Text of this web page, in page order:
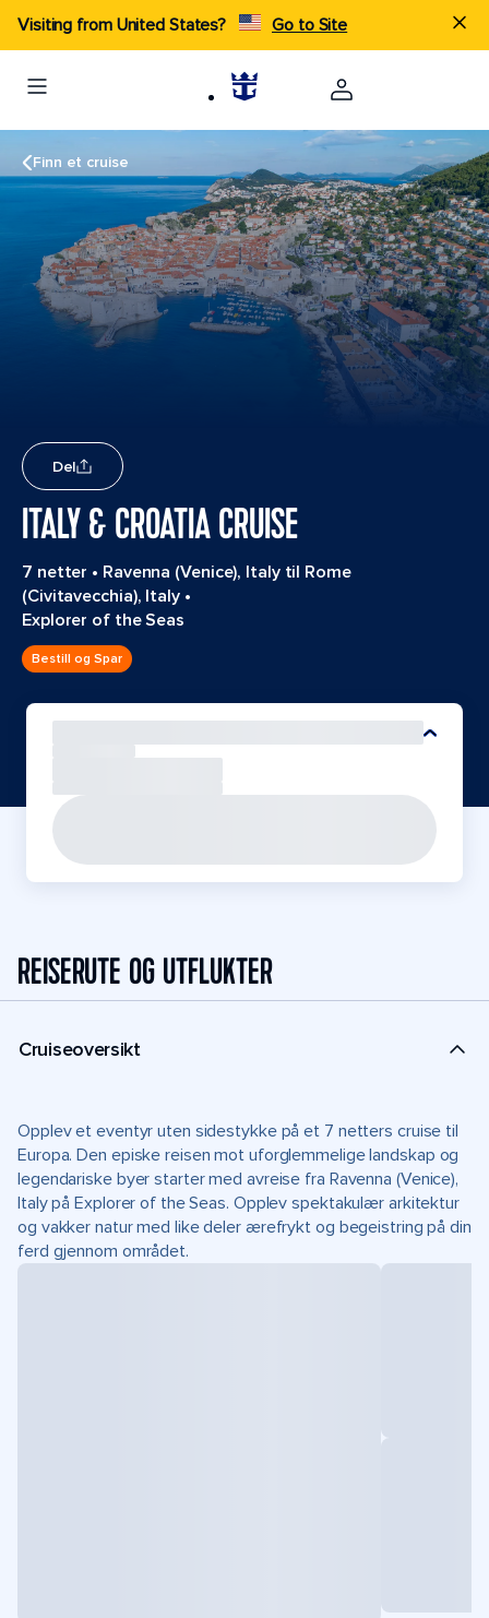
Visiting from United States? Go to Site
Finn et cruise
Del
ITALY & CROATIA CRUISE
7 netter • Ravenna (Venice), Italy til Rome
(Civitavecchia), Italy•
Explorer of the Seas
Bestill og Spar
REISERUTE OG UTFLUKTER
Cruiseoversikt
Opplev et eventyr uten sidestykke på et 7 netters cruise til
Europa. Den episke reisen mot uforglemmelige landskap og
legendariske byer starter med avreise fra Ravenna (Venice),
Italy på Explorer of the Seas. Opplev spektakulær arkitektur
og vakker natur med like deler ærefrykt og begeistring på din
ferd gjennom området.